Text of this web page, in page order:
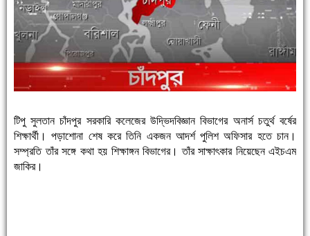
টিপু সুলতান চাঁদপুর সরকারি কলেজের উদ্ভিদবিজ্ঞান বিভাগের অনার্স চতুর্থ বর্ষের
শিক্ষার্থী। পড়াশোনা শেষ করে তিনি একজন আদর্শ পুলিশ অফিসার হতে চান।
সম্প্রতি তাঁর সঙ্গে কথা হয় শিক্ষাঙ্গন বিভাগের। তাঁর সাক্ষাৎকার নিয়েছেন এইচএম
জাকির।